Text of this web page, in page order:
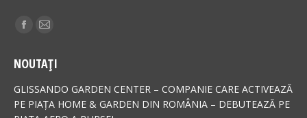
Find us on:
Facebook
opens
in
new
Mail
opens
in
new
NOUTAȚI
GLISSANDO GARDEN CENTER – COMPANIE CARE ACTIVEAZĂ
PE PIAȚA HOME & GARDEN DIN ROMÂNIA – DEBUTEAZĂ PE